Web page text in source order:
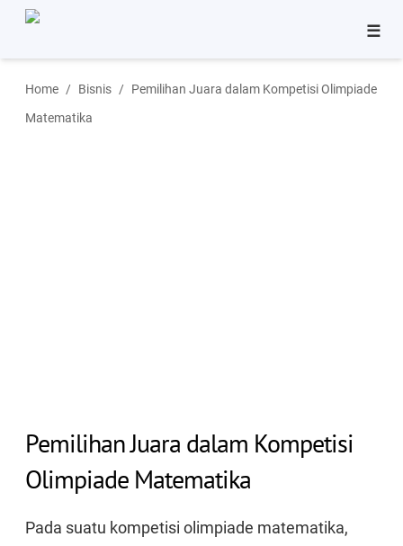
☰
Bisnis
Pinjaman
Home Bisnis
Pemilihan Juara dalam Kompetisi Olimpiade
Matematika
Pemilihan Juara dalam Kompetisi
Olimpiade Matematika
Pada suatu kompetisi olimpiade matematika,